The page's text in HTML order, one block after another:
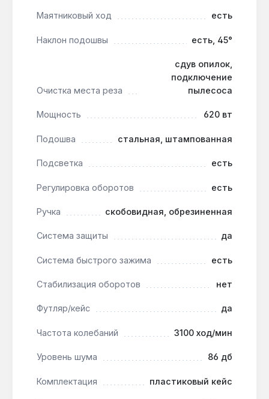
регулировка оборотов позволяют резать
Как часто нужно менять пильное
При работе с деревом до 90 мм — после 10–
15 м² реза, при резке стали до 8 мм — после
Маятниковый ход есть
Наклон подошвы есть, 45°
Очистка места реза
сдув опилок,
подключение
пылесоса
Мощность 620 вт
Подошва стальная, штампованная
Подсветка есть
Регулировка оборотов есть
Ручка скобовидная, обрезиненная
Система защиты да
Система быстрого зажима есть
Стабилизация оборотов нет
Футляр/кейс да
Частота колебаний 3100 ход/мин
Уровень шума 86 дб
Комплектация пластиковый кейс